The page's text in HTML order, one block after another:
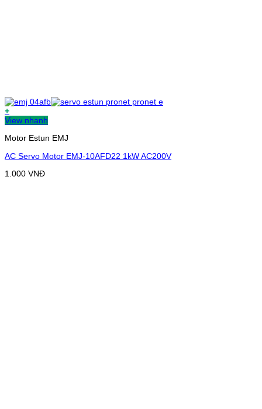
+
View nhanh
Motor Estun EMJ
AC Servo Motor EMJ-10AFD22 1kW AC200V
1.000 VNĐ